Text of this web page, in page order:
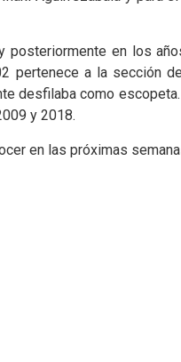
en los
a la sección
desfilaba como
y 2018.
en las próximas